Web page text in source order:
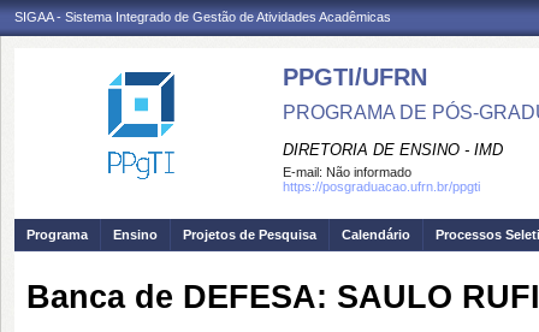
SIGAA - Sistema Integrado de Gestão de Atividades Acadêmicas
PPGTI/UFRN
PROGRAMA DE PÓS-
DIRETORIA DE ENSINO - IMD
E-mail: Não informado
https://posgraduacao.ufrn.br/ppgti
Programa Ensino Projetos de Pesquisa Calendário Processos
Banca de DEFESA: SAULO